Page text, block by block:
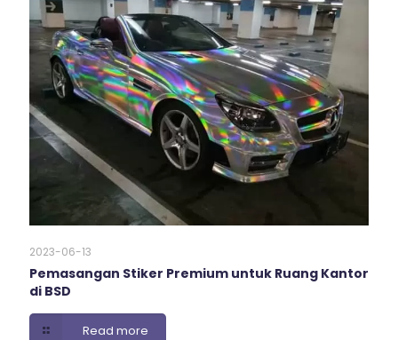
2023-06-13
Pemasangan Stiker Premium untuk Ruang Kantor
di BSD
Read more